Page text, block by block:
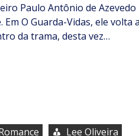
Paulo Antônio de Azevedo
Em O Guarda-Vidas, ele volta
da trama, desta vez…
Lee Oliveira